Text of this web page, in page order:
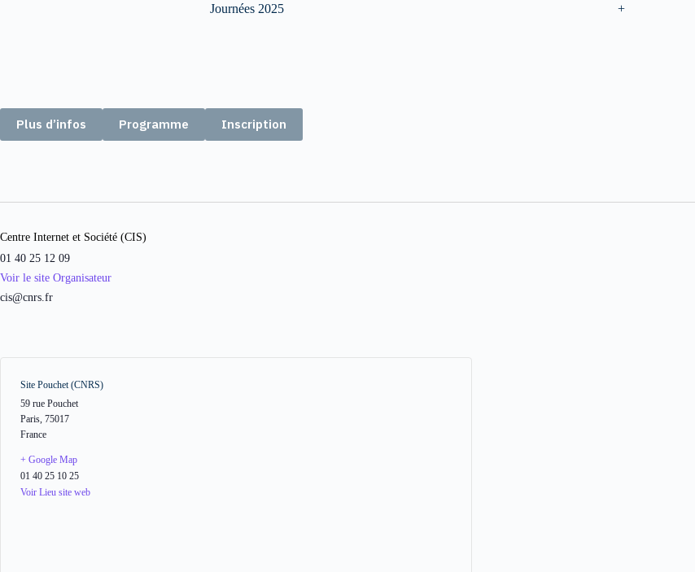
Journées 2025 +
Plus d’infos Programme Inscription
Centre Internet et Société (CIS)
01 40 25 12 09
Voir le site Organisateur
cis@cnrs.fr
Site Pouchet (CNRS)
59 rue Pouchet
Paris 75017
France
+ Google Map
01 40 25 10 25
Voir Lieu site web